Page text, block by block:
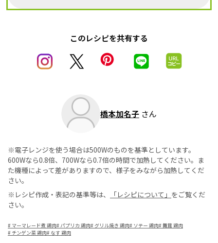
このレシピを共有する
橋本加名子 さん
※電子レンジを使う場合は500Wのものを基準としています。
600Wなら0.8倍、700Wなら0.7倍の時間で加熱してください。ま
た機種によって差がありますので、様子をみながら加熱してくだ
さい。
※レシピ作成・表記の基準等は、
「レシピについて」 をご覧くだ
さい。
# マーマレード煮 鶏肉# パプリカ 鶏肉# グリル焼き 鶏肉# ソテー 鶏肉#舞茸 鶏肉
# チンゲン菜 鶏肉# なす 鶏肉